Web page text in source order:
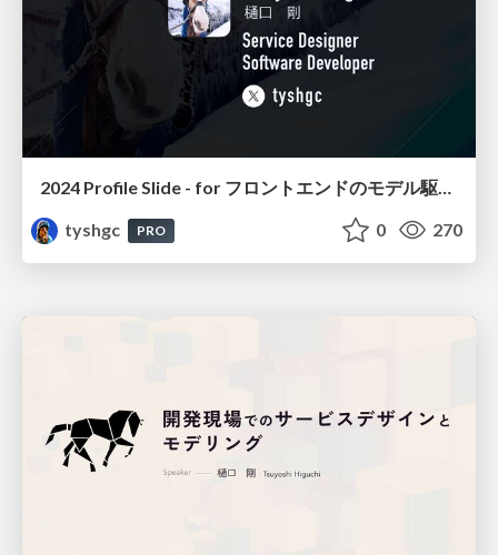
2024 Profile Slide - for フロントエンドのモデル駆動設計
tyshgc
PRO 0 270